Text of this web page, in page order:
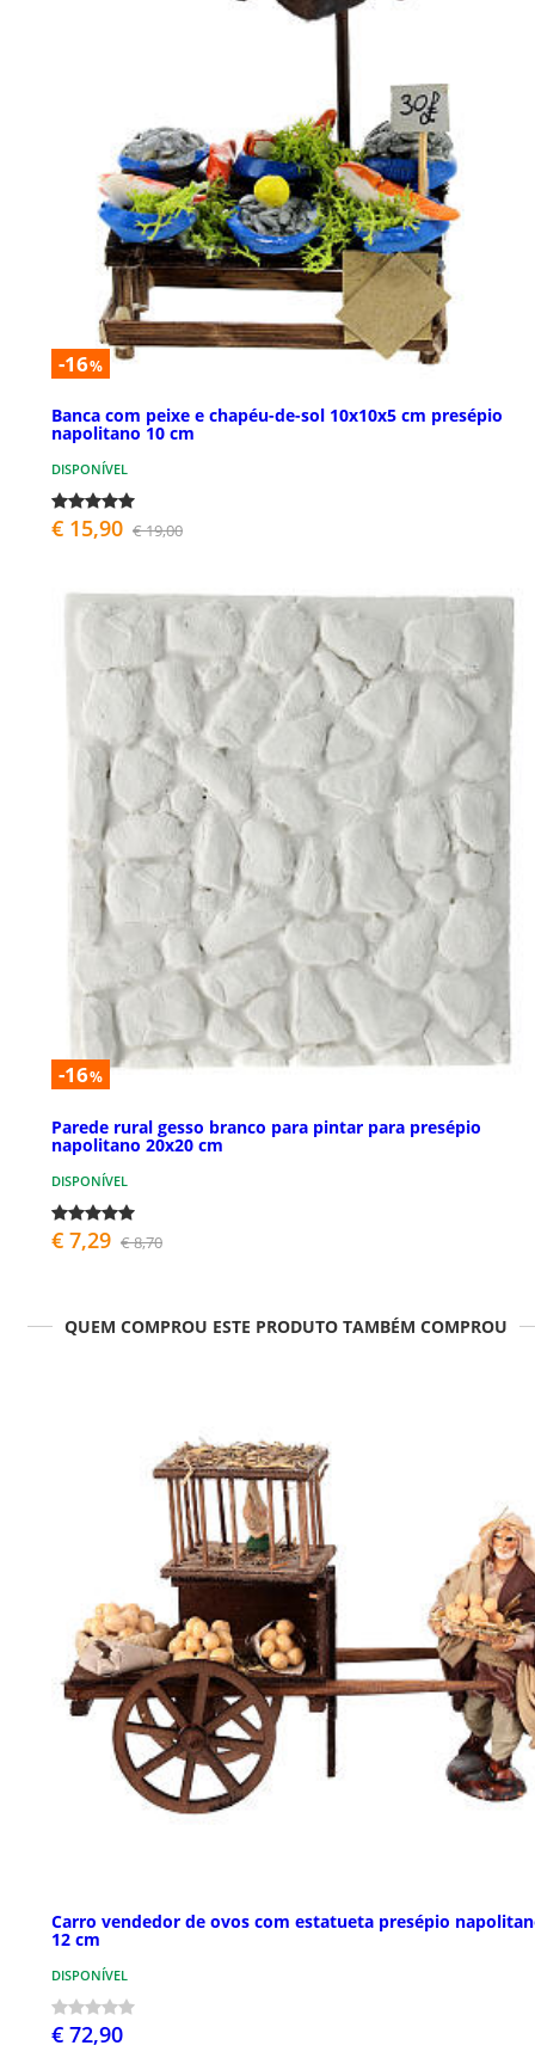
-16%
Banca com peixe e chapéu-de-sol 10x10x5 cm presépio
napolitano 10 cm
DISPONÍVEL
€ 15,90 € 19,00
-16%
Parede rural gesso branco para pintar para presépio
napolitano 20x20 cm
DISPONÍVEL
€ 7,29 € 8,70
QUEM COMPROU ESTE PRODUTO TAMBÉM COMPROU
Carro vendedor de ovos com estatueta presépio
12 cm
DISPONÍVEL
€ 72,90